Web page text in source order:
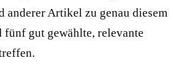
anderer Artikel zu genau diesem
fünf gut gewählte, relevante